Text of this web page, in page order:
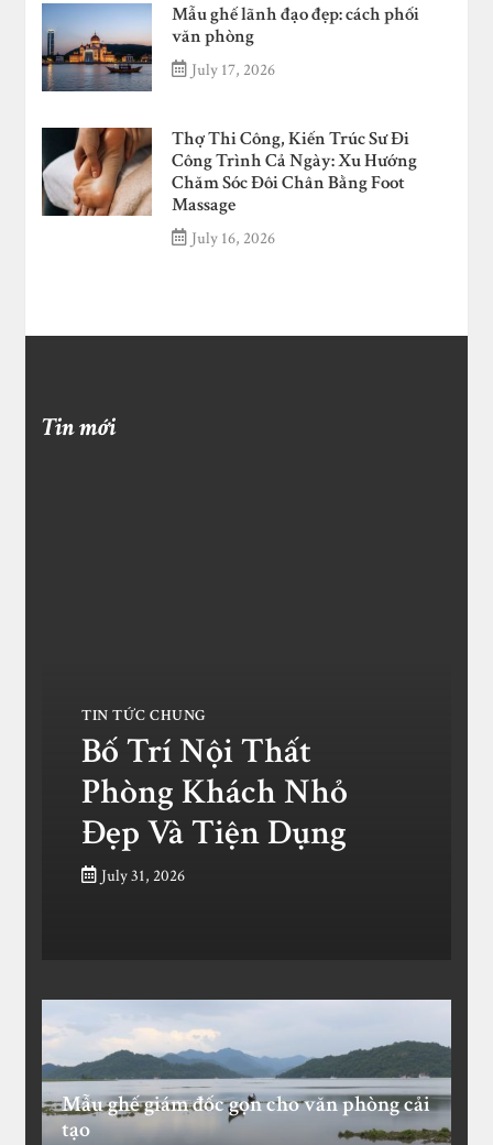
Mẫu ghế lãnh đạo đẹp: cách phối
văn phòng
July 17, 2026
Thợ Thi Công, Kiến Trúc Sư Đi
Công Trình Cả Ngày: Xu Hướng
Chăm Sóc Đôi Chân Bằng Foot
Massage
July 16, 2026
Tin mới
TIN TỨC CHUNG
Bố Trí Nội Thất
Phòng Khách Nhỏ
Đẹp Và Tiện Dụng
July 31, 2026
Mẫu ghế giám đốc gọn cho văn phòng cải
tạo